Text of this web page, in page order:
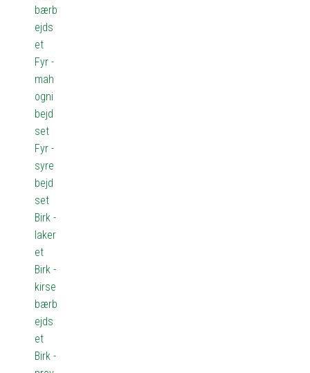
bærb
ejds
et
Fyr -
mah
ogni
bejd
set
Fyr -
syre
bejd
set
Birk -
laker
et
Birk -
kirse
bærb
ejds
et
Birk -